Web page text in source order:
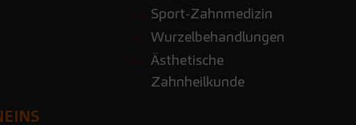
Sport-Zahnmedizin
Wurzelbehandlungen
Ästhetische
Zahnheilkunde